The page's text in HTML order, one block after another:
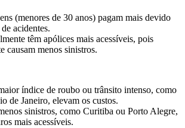
(menores de 30 anos) pagam mais devido
acidentes.
têm apólices mais acessíveis, pois
causam menos sinistros.
índice de roubo ou trânsito intenso, como
de Janeiro, elevam os custos.
sinistros, como Curitiba ou Porto Alegre,
mais acessíveis.